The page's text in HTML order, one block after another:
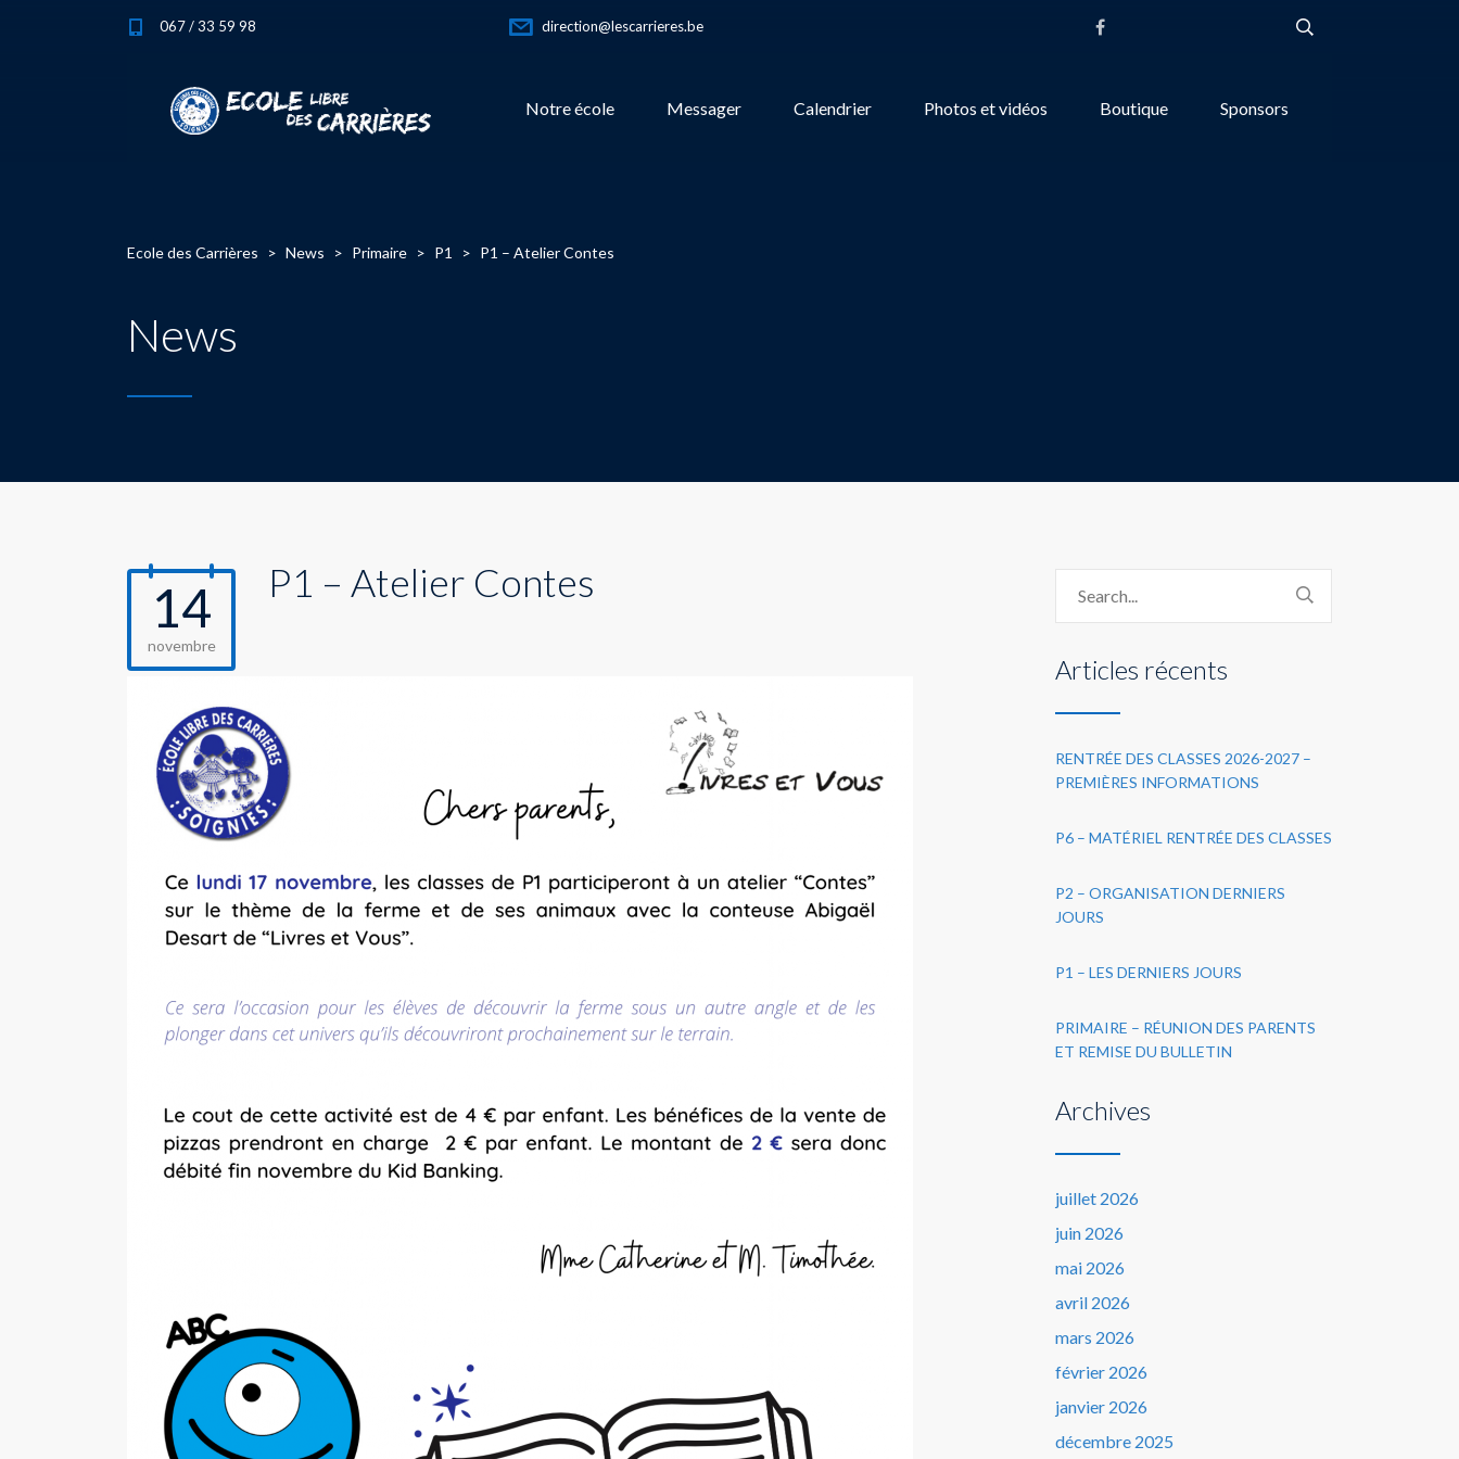
067 / 33 59 98 direction@lescarrieres.be
Notre école Messager Calendrier Photos et vidéos Boutique Sponsors
Ecole des Carrières > News > Primaire > P1 > P1 – Atelier Contes
News
14
novembre
P1 – Atelier Contes
Articles récents
RENTRÉE DES CLASSES 2026-2027 –
PREMIÈRES INFORMATIONS
P6 – MATÉRIEL RENTRÉE DES CLASSES
P2 – ORGANISATION DERNIERS
JOURS
P1 – LES DERNIERS JOURS
PRIMAIRE – RÉUNION DES PARENTS
ET REMISE DU BULLETIN
Archives
juillet 2026
juin 2026
mai 2026
avril 2026
mars 2026
février 2026
janvier 2026
décembre 2025